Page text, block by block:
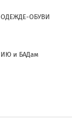
ОБУВИ
и БАДам